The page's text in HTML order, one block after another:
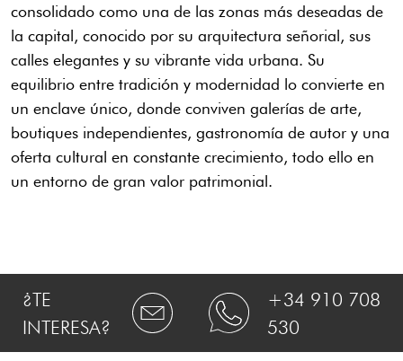
consolidado como una de las zonas más deseadas de
la capital, conocido por su arquitectura señorial, sus
calles elegantes y su vibrante vida urbana. Su
equilibrio entre tradición y modernidad lo convierte en
un enclave único, donde conviven galerías de arte,
boutiques independientes, gastronomía de autor y una
oferta cultural en constante crecimiento, todo ello en
un entorno de gran valor patrimonial.
¿TE
INTERESA?
+34 910 708
530